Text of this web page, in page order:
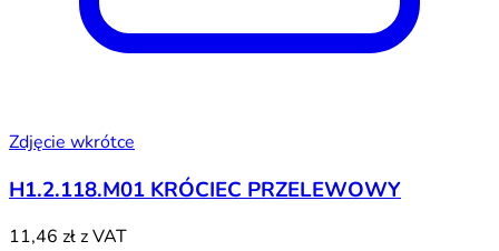
Zdjęcie wkrótce
H1.2.118.M01 KRÓCIEC PRZELEWOWY
11,46 złz VAT